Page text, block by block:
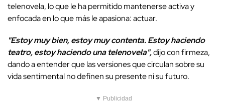
telenovela, lo que le ha permitido mantenerse activa y
enfocada en lo que más le apasiona: actuar.
"Estoy muy bien, estoy muy contenta. Estoy haciendo
teatro, estoy haciendo una telenovela",dijo con firmeza,
dando a entender que las versiones que circulan sobre su
vida sentimental no definen su presente ni su futuro.
▼ Publicidad